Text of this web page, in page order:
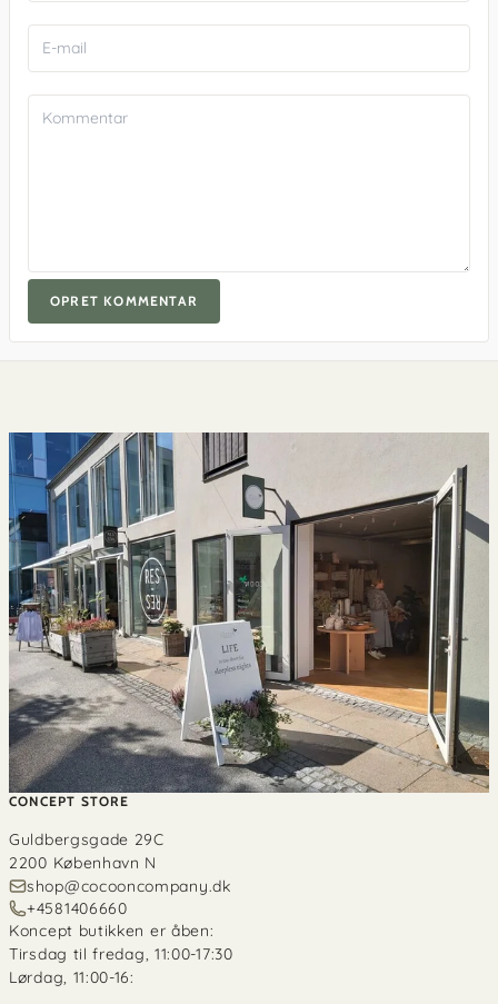
OPRET KOMMENTAR
CONCEPT STORE
Guldbergsgade 29C
2200 København N
shop@cocooncompany.dk
+4581406660
Koncept butikken er åben:
Tirsdag til fredag, 11:00-17:30
Lørdag, 11:00-16: